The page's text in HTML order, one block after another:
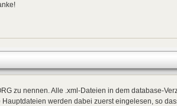
zu nennen. Alle .xml-Dateien in dem database-
werden dabei zuerst eingelesen, so